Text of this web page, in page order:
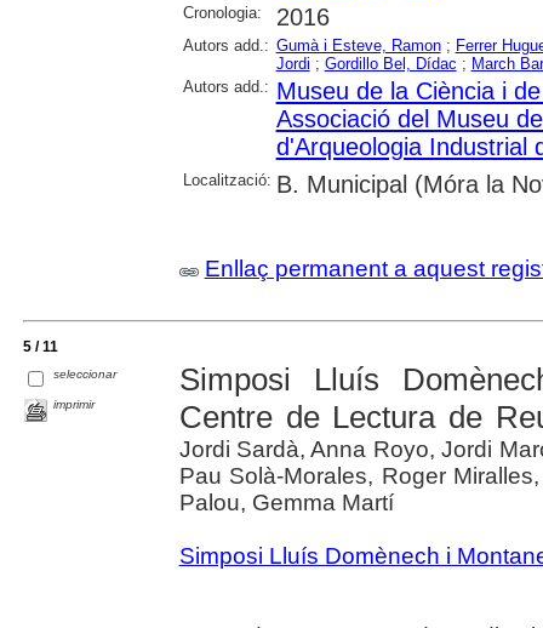
Cronologia: 2016
Autors add.: Gumà i Esteve, Ramon; Ferrer
Jordi ; Gordillo Bel, Dídac ; March
Autors add.: Museu de la Ciència i
Associació del Museu
d'Arqueologia Industrial
Localització: B. Municipal (Móra la
Enllaç permanent a aquest
5 / 11
seleccionar
imprimir
Simposi Lluís
Centre de Lectura de
Jordi Sardà, Anna Royo, Jordi
Pau Solà-Morales, Roger
Palou, Gemma Martí
Simposi Lluís Domènech i